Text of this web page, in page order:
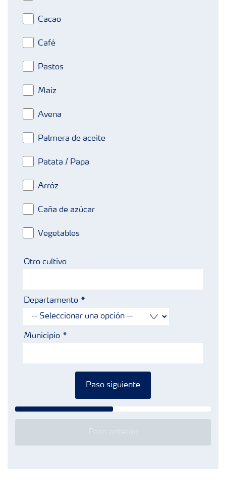
Cacao
Café
Pastos
Maíz
Avena
Palmera de aceite
Patata / Papa
Arróz
Caña de azúcar
Vegetables
Otro cultivo
Departamento
Municipio
Paso siguiente